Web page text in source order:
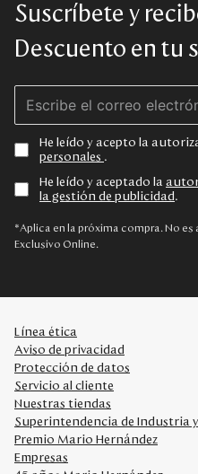
Suscríbete y
Descuento en tu
He leído y acepto la
personales .
He leído y aceptado la
la gestión de publicidad .
*Aplica en la próxima compra. No
Exclusivo Online.
Línea ética
Aviso de privacidad
Protección de datos
Servicio al cliente
Nuestras tiendas
Superintendencia de Industria
Premio Mario Hernández
Empresas